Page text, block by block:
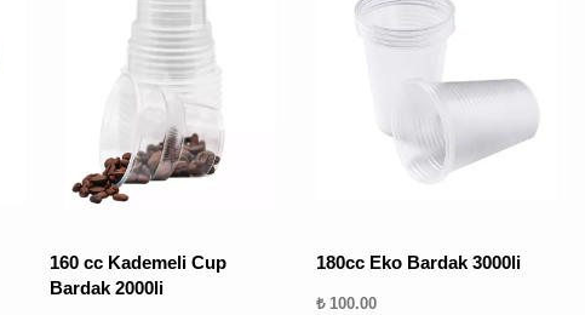
160 cc Kademeli Cup
Bardak 2000li
180cc Eko Bardak 3000li
₺ 100.00